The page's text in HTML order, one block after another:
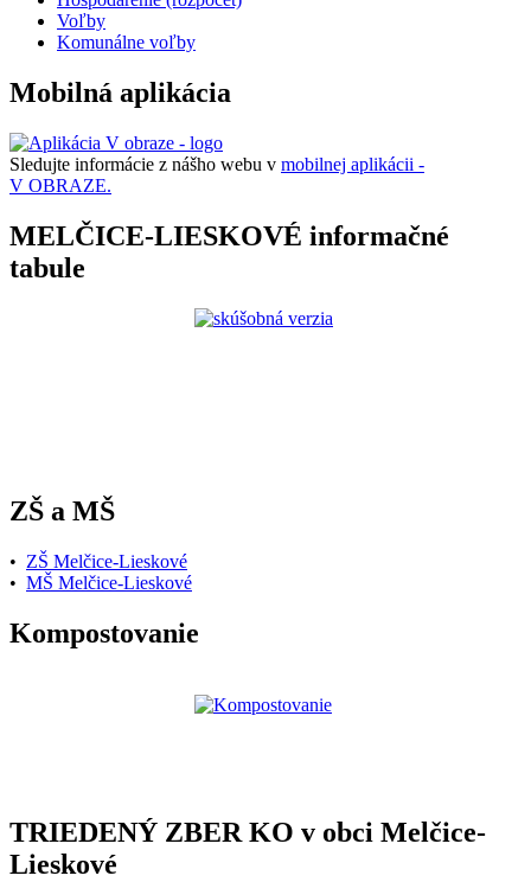
Voľby
Komunálne voľby
Mobilná aplikácia
Sledujte informácie z nášho webu v mobilnej aplikácii -
V OBRAZE.
MELČICE-LIESKOVÉ informačné
tabule
ZŠ a MŠ
• ZŠ Melčice-Lieskové
• MŠ Melčice-Lieskové
Kompostovanie
TRIEDENÝ ZBER KO v obci Melčice-
Lieskové